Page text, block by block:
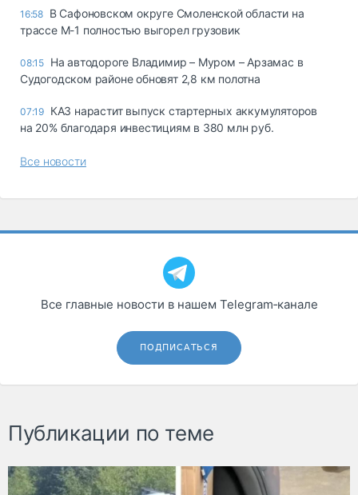
16:58 В Сафоновском округе Смоленской области на
трассе М-1 полностью выгорел грузовик
08:15 На автодороге Владимир – Муром – Арзамас в
Судогодском районе обновят 2,8 км полотна
07:19 КАЗ нарастит выпуск стартерных аккумуляторов
на 20% благодаря инвестициям в 380 млн руб.
Все новости
Все главные новости в нашем Telegram‑канале
ПОДПИСАТЬСЯ
Публикации по теме